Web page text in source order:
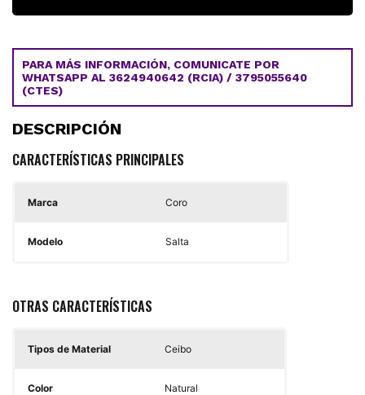
PARA MÁS INFORMACIÓN, COMUNICATE POR
WHATSAPP AL 3624940642 (RCIA) / 3795055640
(CTES)
DESCRIPCIÓN
CARACTERÍSTICAS PRINCIPALES
Marca Coro
Modelo Salta
OTRAS CARACTERÍSTICAS
Tipos de Material Ceibo
Color Natural